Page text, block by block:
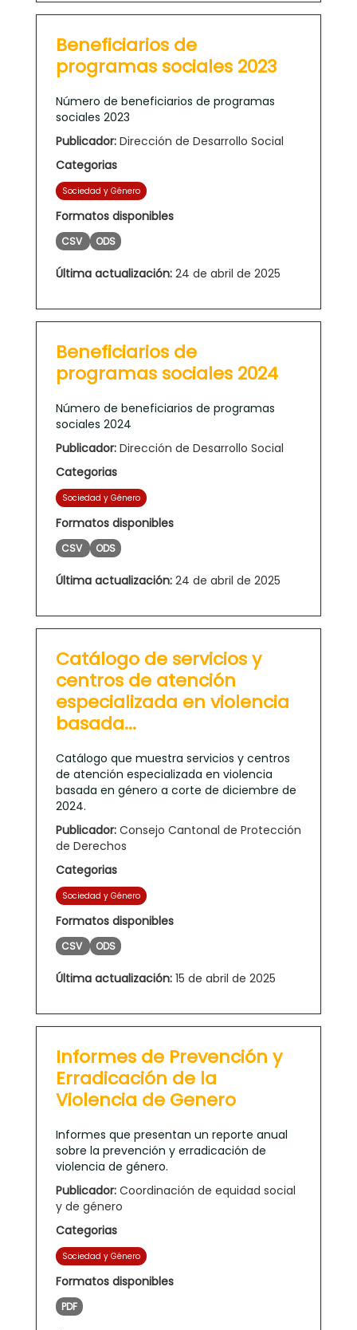
Beneficiarios de
programas sociales 2023
Número de beneficiarios de programas
sociales 2023
Publicador: Dirección de Desarrollo Social
Categorias
Sociedad y Género
Formatos disponibles
CSV ODS
Última actualización: 24 de abril de 2025
Beneficiarios de
programas sociales 2024
Número de beneficiarios de programas
sociales 2024
Publicador: Dirección de Desarrollo Social
Categorias
Sociedad y Género
Formatos disponibles
CSV ODS
Última actualización: 24 de abril de 2025
Catálogo de servicios y
centros de atención
especializada en violencia
basada...
Catálogo que muestra servicios y centros
de atención especializada en violencia
basada en género a corte de diciembre de
2024.
Publicador: Consejo Cantonal de Protección
de Derechos
Categorias
Sociedad y Género
Formatos disponibles
CSV ODS
Última actualización: 15 de abril de 2025
Informes de Prevención y
Erradicación de la
Violencia de Genero
Informes que presentan un reporte anual
sobre la prevención y erradicación de
violencia de género.
Publicador: Coordinación de equidad social
y de género
Categorias
Sociedad y Género
Formatos disponibles
PDF